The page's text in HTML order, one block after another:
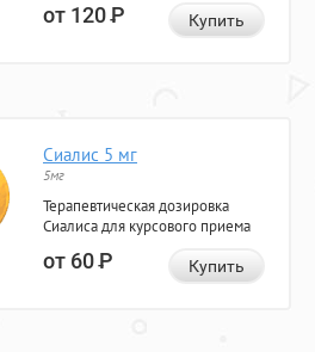
от 120Р Купить
Сиалис 5 мг
5мг
Терапевтическая дозировка
Сиалиса для курсового приема
от 60Р Купить